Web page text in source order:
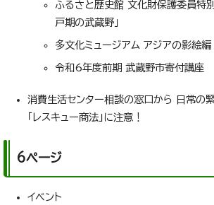
ふるさと歴史館 文化財保護委員特
戸期の武蔵野」
多文化ミュージアム アジアの影絵編
令和6年度前期 武蔵野市寄付講座
消費生活センター相談の窓口から 日常の
「レスキュー商法」に注意！
6ページ
イベント